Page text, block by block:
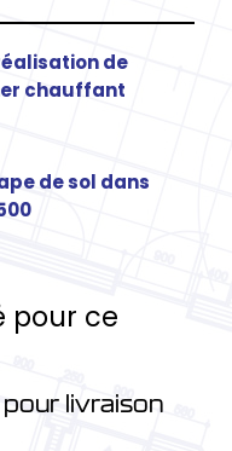
de
chauffant
de sol dans
pour ce
livraison